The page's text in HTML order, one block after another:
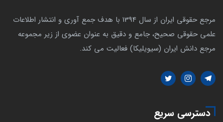
مرجع حقوقی ایران از سال 1394 با هدف جمع آوری و انتشار اطلاعات
علمی حقوقی صحیح، جامع و دقیق به عنوان عضوی از زیر مجموعه
مرجع دانش ایران (سیویلیکا) فعالیت می کند.
دسترسی سریع